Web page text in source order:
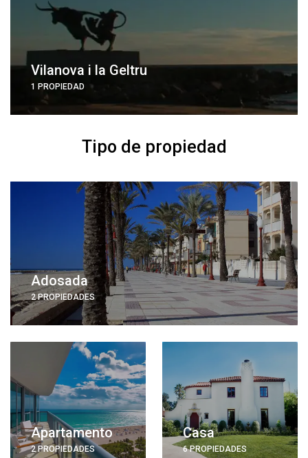
Vilanova i la Geltru
1 PROPIEDAD
Tipo de propiedad
Adosada
2 PROPIEDADES
Apartamento
2 PROPIEDADES
Casa
6 PROPIEDADES